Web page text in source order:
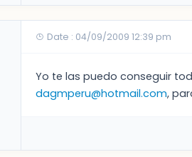
Date : 04/09/2009 12:39 pm
Yo te las puedo conseguir
dagmperu@hotmail.com,